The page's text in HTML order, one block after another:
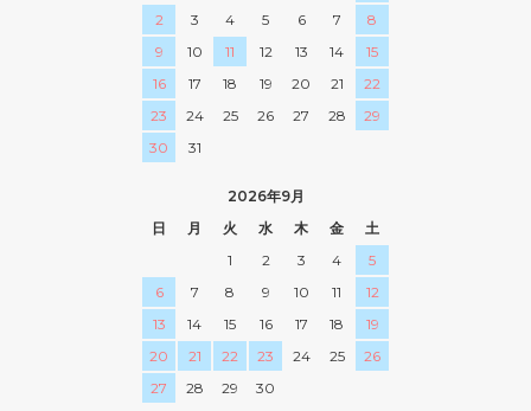
2
3 4 5 6 7
8
9
10 11 12 13 14
15
16
17 18 19 20 21
22
23
24 25 26 27 28
29
30
31
2026年9月
日
月 火 水 木 金
土
1
2 3 4
5
6
7 8 9 10 11
12
13
14 15 16 17 18
19
20
21 22 23 24 25
26
27
28 29 30